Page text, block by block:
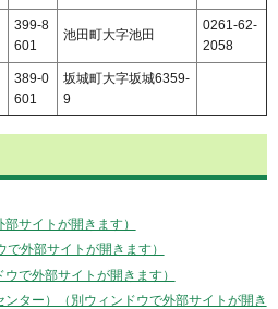
399-8
601
池田町大字池田
0261-62-
2058
389-0
601
坂城町大字坂城6359-
9
サイトが開きます）
外部サイトが開きます）
で外部サイトが開きます）
ター）（別ウィンドウで外部サイトが開き